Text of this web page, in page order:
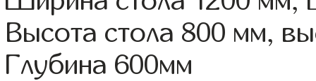
Высота стола 800 мм,
Глубина 600мм